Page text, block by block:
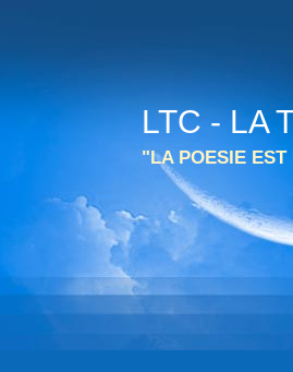
LTC - LA
"LA POESIE EST